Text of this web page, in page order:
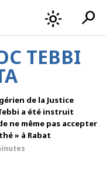
light_mode search
TEBBI
de la Justice
a été instruit
ne même pas accepter
» à Rabat